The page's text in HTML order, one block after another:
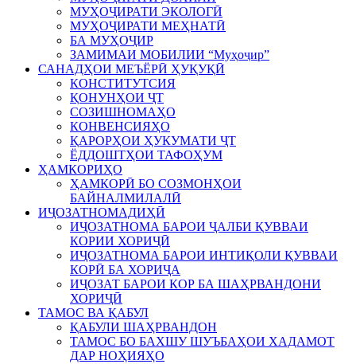
МУҲОҶИРАТИ ЭКОЛОГӢ
МУҲОҶИРАТИ МЕҲНАТӢ
БА МУҲОҶИР
ЗАМИМАИ МОБИЛИИ “Муҳоҷир”
САНАДҲОИ МЕЪЁРӢ ҲУҚУҚӢ
КОНСТИТУТСИЯ
ҚОНУНҲОИ ҶТ
СОЗИШНОМАҲО
КОНВЕНСИЯҲО
ҚАРОРҲОИ ҲУКУМАТИ ҶТ
ЁДДОШТҲОИ ТАФОҲУМ
ҲАМКОРИҲО
ҲАМКОРӢ БО СОЗМОНҲОИ
БАЙНАЛМИЛАЛӢ
ИҶОЗАТНОМАДИҲӢ
ИҶОЗАТНОМА БАРОИ ҶАЛБИ ҚУВВАИ
КОРИИ ХОРИҶӢ
ИҶОЗАТНОМА БАРОИ ИНТИҚОЛИ ҚУВВАИ
КОРӢ БА ХОРИҶА
ИҶОЗАТ БАРОИ КОР БА ШАҲРВАНДОНИ
ХОРИҶӢ
ТАМОС ВА ҚАБУЛ
ҚАБУЛИ ШАҲРВАНДОН
ТАМОС БО БАХШУ ШУЪБАҲОИ ХАДАМОТ
ДАР НОҲИЯҲО